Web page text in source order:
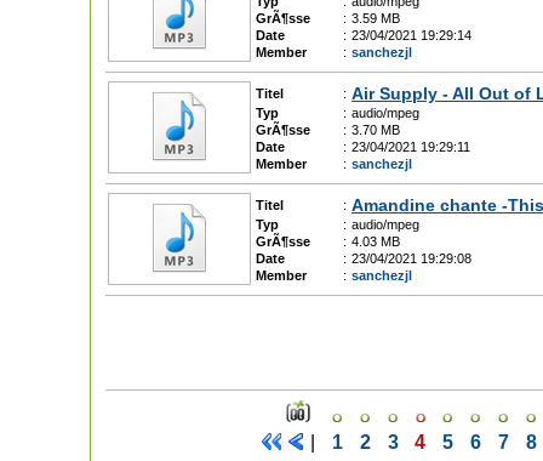
GrÃ¶sse
: 3.59 MB
Date
: 23/04/2021 19:29:14
Member
: sanchezjl
Titel : Air Supply - All Out of
Typ : audio/mpeg
GrÃ¶sse
: 3.70 MB
Date
: 23/04/2021 19:29:11
Member
: sanchezjl
Titel : Amandine chante -
Typ : audio/mpeg
GrÃ¶sse
: 4.03 MB
Date
: 23/04/2021 19:29:08
Member
: sanchezjl
1 2 3 4 5 6 7 8